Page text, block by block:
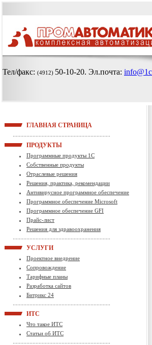
Тел/факс: (4912) 50-10-20. Эл.почта:
ГЛАВНАЯ СТРАНИЦА
ПРОДУКТЫ
Программные продукты 1С
Собственные продукты
Отраслевые решения
Решения, практика, рекомендации
Антивирусное программное обеспечение
Программное обеспечение Microsoft
Программное обеспечение GFI
Прайс-лист
Решения для здравоохранения
УСЛУГИ
Проектное внедрение
Сопровождение
Тарифные планы
Разработка сайтов
Битрикс 24
ИТС
Что такое ИТС
Статьи об ИТС